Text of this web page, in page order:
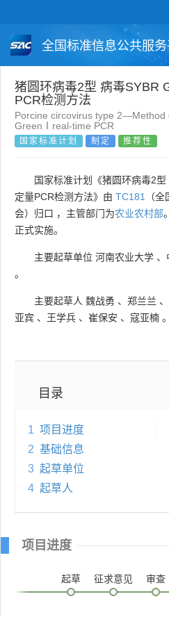
全国标准信息公共服
国家标准 行业标
团体标准 企业标
猪圆环病毒2型 病毒SYBR
PCR检测方法
Porcine circovirus type 2—Method
GreenⅠreal-time PCR
国家标准计划 制定 推荐性
国家标准计划《猪圆环病毒2
定量PCR检测方法》由 TC181
（
会）归口 ，主管部门为农业农村部
正式实施。
主要起草单位 河南农业大学 、
。
主要起草人 魏战勇 、 郑兰兰 、
亚宾 、 王学兵 、 崔保安 、 寇亚楠 。
目录
1 项目进度
2 基础信息
3 起草单位
4 起草人
项目进度
起草 征求意见 审查